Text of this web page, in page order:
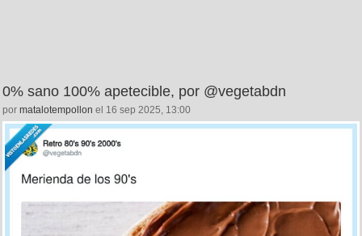
0% sano 100% apetecible, por @vegetabdn
por matalotempollon el 16 sep 2025, 13:00